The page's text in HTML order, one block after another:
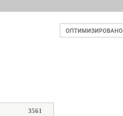
3561